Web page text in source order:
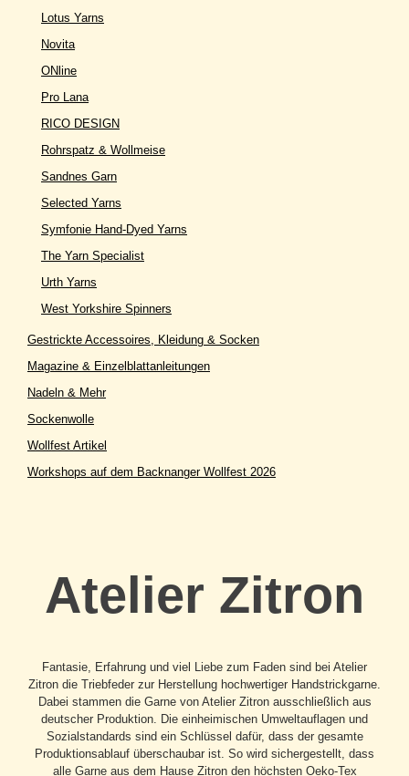
Atelier Zitron
Fantasie, Erfahrung und viel Liebe zum Faden sind bei Atelier
Zitron die Triebfeder zur Herstellung hochwertiger Handstrickgarne.
Dabei stammen die Garne von Atelier Zitron ausschließlich aus
deutscher Produktion. Die einheimischen Umweltauflagen und
Sozialstandards sind ein Schlüssel dafür, dass der gesamte
Produktionsablauf überschaubar ist. So wird sichergestellt, dass
alle Garne aus dem Hause Zitron den höchsten Oeko-Tex
Lotus Yarns
Novita
ONline
Pro Lana
RICO DESIGN
Rohrspatz & Wollmeise
Sandnes Garn
Selected Yarns
Symfonie Hand-Dyed Yarns
The Yarn Specialist
Urth Yarns
West Yorkshire Spinners
Gestrickte Accessoires, Kleidung & Socken
Magazine & Einzelblattanleitungen
Nadeln & Mehr
Sockenwolle
Wollfest Artikel
Workshops auf dem Backnanger Wollfest 2026